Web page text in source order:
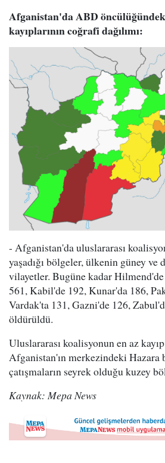
Afganistan'da ABD
kayıplarının coğrafi dağılımı:
- Afganistan'da uluslararası
yaşadığı bölgeler, ülkenin güney ve
vilayetler. Bugüne kadar
561, Kabil'de 192, Kunar'da 186,
Vardak'ta 131, Gazni'de 126,
öldürüldü.
Uluslararası koalisyonun en az
Afganistan'ın merkezindeki Hazara
çatışmaların seyrek olduğu kuzey
Kaynak: Mepa News